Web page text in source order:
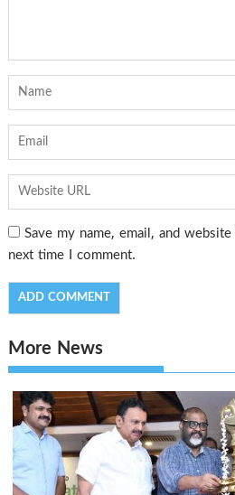
Save my name, email, and
next time I comment.
More News